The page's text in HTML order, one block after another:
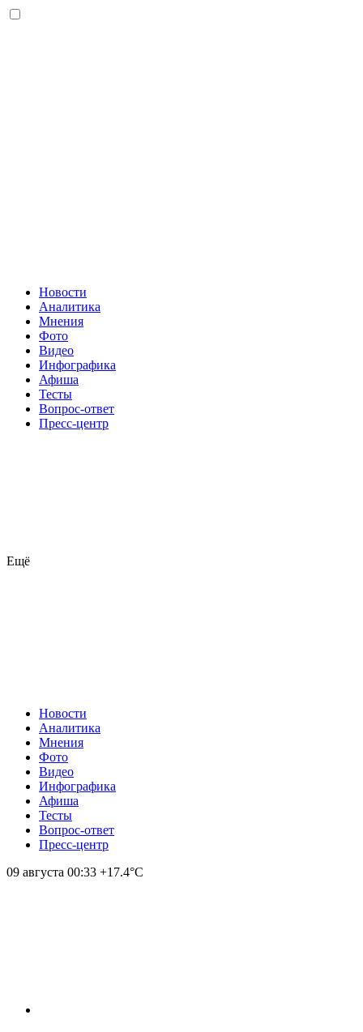
Новости
Аналитика
Мнения
Фото
Видео
Инфографика
Афиша
Тесты
Вопрос-ответ
Пресс-центр
Ещё
Новости
Аналитика
Мнения
Фото
Видео
Инфографика
Афиша
Тесты
Вопрос-ответ
Пресс-центр
09 августа 00:33 +17.4°С